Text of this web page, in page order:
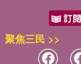
聚焦三民 >>